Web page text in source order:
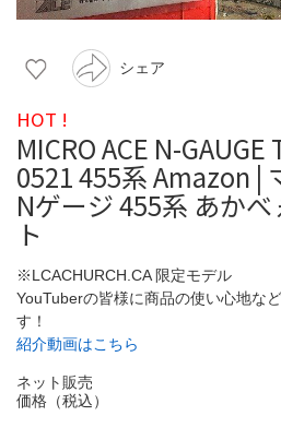
シェア
HOT !
MICRO ACE N-GAUGE
0521 455系 Amazon |
Nゲージ 455系 あか
ト
※LCACHURCH.CA 限定モデル
YouTuberの皆様に商品の使い心地な
す！
紹介動画はこちら
ネット販売
価格（税込）